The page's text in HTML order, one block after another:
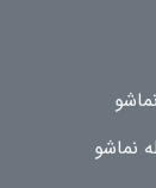
نماشو